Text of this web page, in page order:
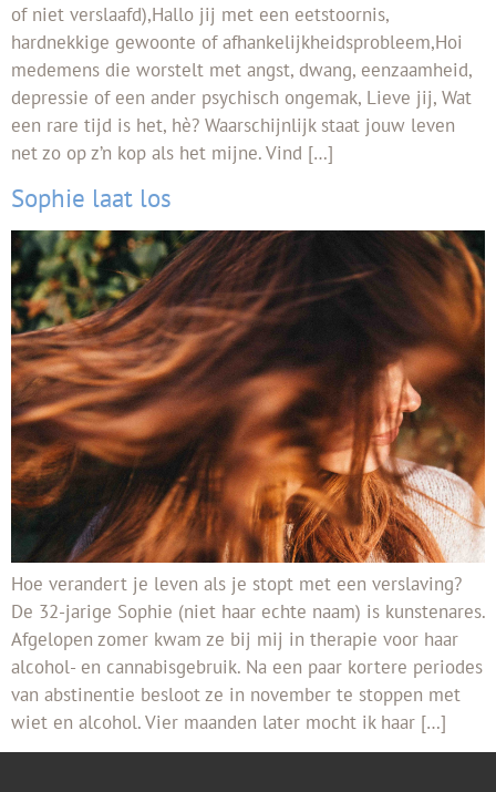
of niet verslaafd),Hallo jij met een eetstoornis,
hardnekkige gewoonte of afhankelijkheidsprobleem,Hoi
medemens die worstelt met angst, dwang, eenzaamheid,
depressie of een ander psychisch ongemak, Lieve jij, Wat
een rare tijd is het, hè? Waarschijnlijk staat jouw leven
net zo op z’n kop als het mijne. Vind […]
Sophie laat los
Hoe verandert je leven als je stopt met een verslaving?
De 32-jarige Sophie (niet haar echte naam) is kunstenares.
Afgelopen zomer kwam ze bij mij in therapie voor haar
alcohol- en cannabisgebruik. Na een paar kortere periodes
van abstinentie besloot ze in november te stoppen met
wiet en alcohol. Vier maanden later mocht ik haar […]